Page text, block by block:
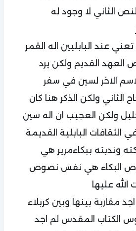
الثاني لا وجود له
عند البابليين اله القمر
القديم ولكن يرد
الاخر لسين في سفر
الثاني ولكن الذكر هنا كان
ولكن العجيب ان اله سين
الثقافات البابلية القديمة
وندبته ببكاءمرير هي
البكاء هي نفس نصوص
الله عليها
مقاربة بينها وبين كربلاء
الكتاب المقدس لم اجد